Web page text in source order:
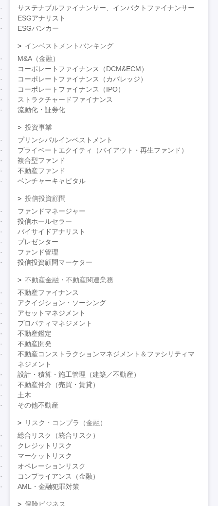
サステナブルファイナンサー、インパクトファイナンサー
ESGアナリスト
ESGバンカー
インベストメントバンキング
M&A（金融）
コーポレートファイナンス（DCM&ECM）
コーポレートファイナンス（カバレッジ）
コーポレートファイナンス（IPO）
ストラクチャードファイナンス
流動化・証券化
投資事業
プリンシパルインベストメント
プライベートエクイティ（バイアウト・再生ファンド）
複合型ファンド
不動産ファンド
ベンチャーキャピタル
投信投資顧問
ファンドマネージャー
投信ホールセラー
バイサイドアナリスト
プレゼンター
ファンド管理
投信投資顧問マーケター
不動産金融・不動産関連業務
不動産ファイナンス
アクイジション・ソーシング
アセットマネジメント
プロパティマネジメント
不動産鑑定
不動産開発
不動産コンストラクションマネジメント＆ファシリティマ
ネジメント
設計・積算・施工管理（建築／不動産）
不動産仲介（売買・賃貸）
土木
その他不動産
リスク・コンプラ（金融）
総合リスク（統合リスク）
クレジットリスク
マーケットリスク
オペレーションリスク
コンプライアンス（金融）
AML・金融犯罪対策
保険ビジネス